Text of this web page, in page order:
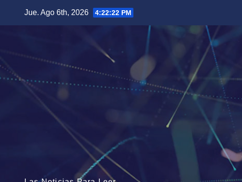
Jue. Ago 6th, 2026 4:22:23 PM